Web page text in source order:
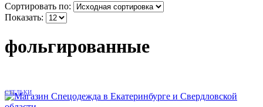
Сортировать по:
Показать:
фольгированные
СТЕЛЬКИ